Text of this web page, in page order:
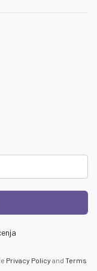
Privacy Policy and Terms